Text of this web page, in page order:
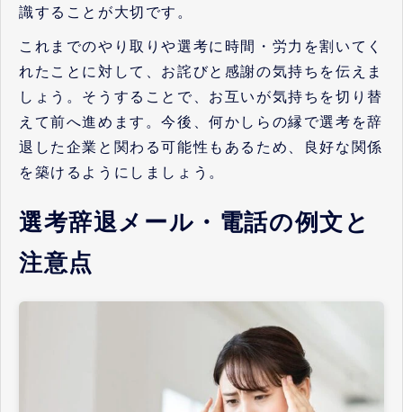
識することが大切です。
これまでのやり取りや選考に時間・労力を割いてく
れたことに対して、お詫びと感謝の気持ちを伝えま
しょう。そうすることで、お互いが気持ちを切り替
えて前へ進めます。今後、何かしらの縁で選考を辞
退した企業と関わる可能性もあるため、良好な関係
を築けるようにしましょう。
選考辞退メール・電話の例文と
注意点